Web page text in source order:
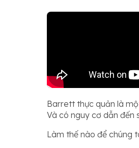
Barrett thực quản là
Và có nguy cơ dẫn đến
Làm thế nào để chúng